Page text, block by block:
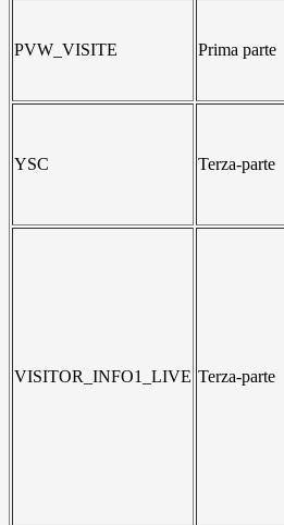
PVW_VISITE Prima parte
YSC Terza-parte
VISITOR_INFO1_LIVE Terza-parte